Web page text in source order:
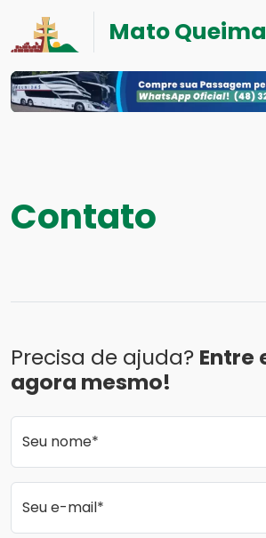
Mato
Contato
Precisa de ajuda? Entre
agora mesmo!
Seu nome*
Seu e-mail*